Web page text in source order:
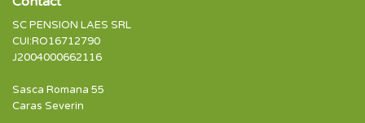
SC PENSION LAES SRL
CUI:RO16712790
J2004000662116
Sasca Romana 55
Caras Severin